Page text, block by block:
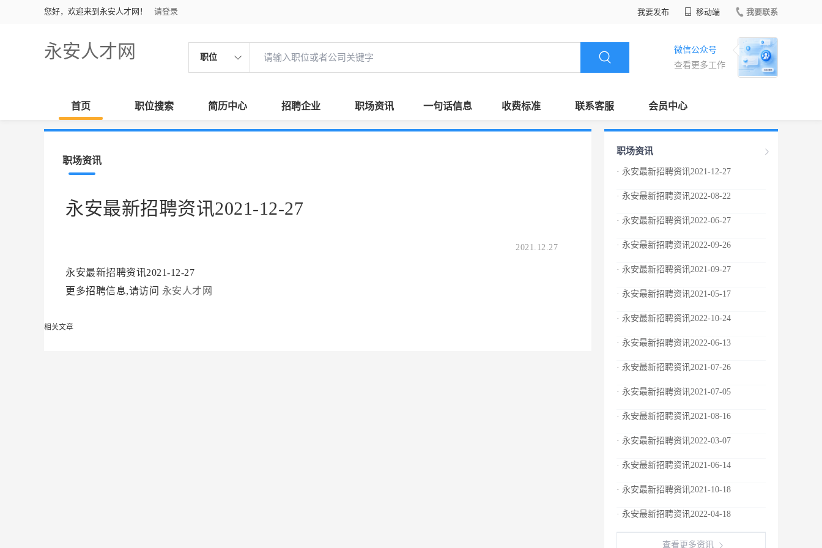
您好，欢迎来到永安人才网！ 请登录 我要发布 移动端 我要联系
永安人才网 职位
微信公众号
查看更多工作
首页 职位搜索 简历中心 招聘企业 职场资讯 一句话信息 收费标准 联系客服 会员中心
职场资讯
永安最新招聘资讯2021-12-27
2021.12.27
永安最新招聘资讯2021-12-27
更多招聘信息,请访问 永安人才网
相关文章
职场资讯
· 永安最新招聘资讯2021-12-27
· 永安最新招聘资讯2022-08-22
· 永安最新招聘资讯2022-06-27
· 永安最新招聘资讯2022-09-26
· 永安最新招聘资讯2021-09-27
· 永安最新招聘资讯2021-05-17
· 永安最新招聘资讯2022-10-24
· 永安最新招聘资讯2022-06-13
· 永安最新招聘资讯2021-07-26
· 永安最新招聘资讯2021-07-05
· 永安最新招聘资讯2021-08-16
· 永安最新招聘资讯2022-03-07
· 永安最新招聘资讯2021-06-14
· 永安最新招聘资讯2021-10-18
· 永安最新招聘资讯2022-04-18
查看更多资讯